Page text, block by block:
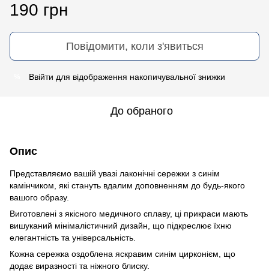
190 грн
Повідомити, коли з'явиться
Ввійти для відображення накопичувальної знижки
До обраного
Опис
Представляємо вашій увазі лаконічні сережки з синім
камінчиком, які стануть вдалим доповненням до будь-якого
вашого образу.
Виготовлені з якісного медичного сплаву, ці прикраси мають
вишуканий мінімалістичний дизайн, що підкреслює їхню
елегантність та універсальність.
Кожна сережка оздоблена яскравим синім цирконієм, що
додає виразності та ніжного блиску.